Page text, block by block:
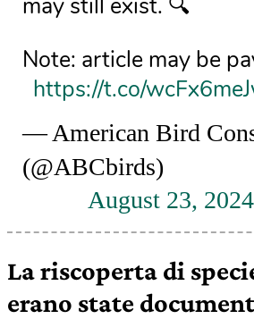
may still exist. 🔍
Note: article may be
https://t.co/
— American Bird
(@ABCbirds)
August 23, 2024
La riscoperta di
erano state